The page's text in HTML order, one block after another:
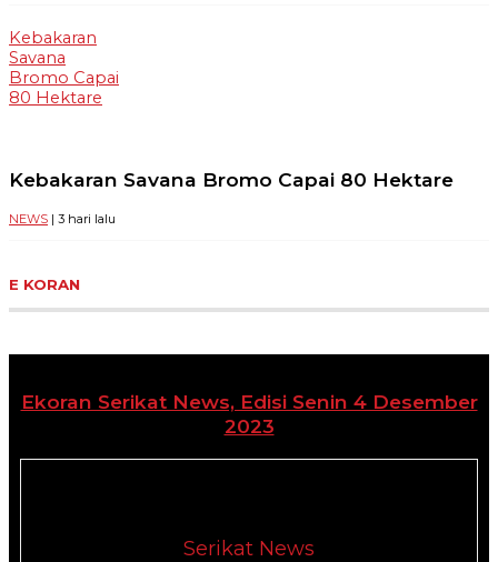
Kebakaran
Savana
Bromo Capai
80 Hektare
Kebakaran Savana Bromo Capai 80 Hektare
NEWS | 3 hari lalu
E KORAN
Ekoran Serikat News, Edisi Senin 4 Desember
2023
Serikat News